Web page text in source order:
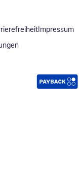
in neuem Fenster
Impressum